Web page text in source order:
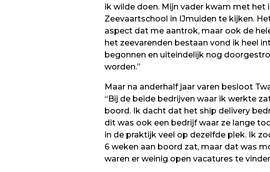
ik wilde doen. Mijn vader kwam met het
Zeevaartschool in IJmuiden te kijken.
aspect dat me aantrok, maar ook de
het zeevarenden bestaan vond ik heel
begonnen en uiteindelijk nog
worden.”
Maar na anderhalf jaar varen besloot
“Bij de beide bedrijven waar ik werkte
boord. Ik dacht dat het ship delivery
dit was ook een bedrijf waar ze lange
in de praktijk veel op dezelfde plek. Ik
6 weken aan boord zat, maar dat was
waren er weinig open vacatures te